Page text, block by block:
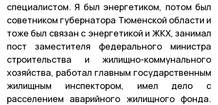
специалистом. Я был энергетиком, потом был
советником губернатора Тюменской области и
тоже был связан с энергетикой и ЖКХ, занимал
пост заместителя федерального министра
строительства и жилищно-коммунального
хозяйства, работал главным государственным
жилищным инспектором, имел дело с
расселением аварийного жилищного фонда.